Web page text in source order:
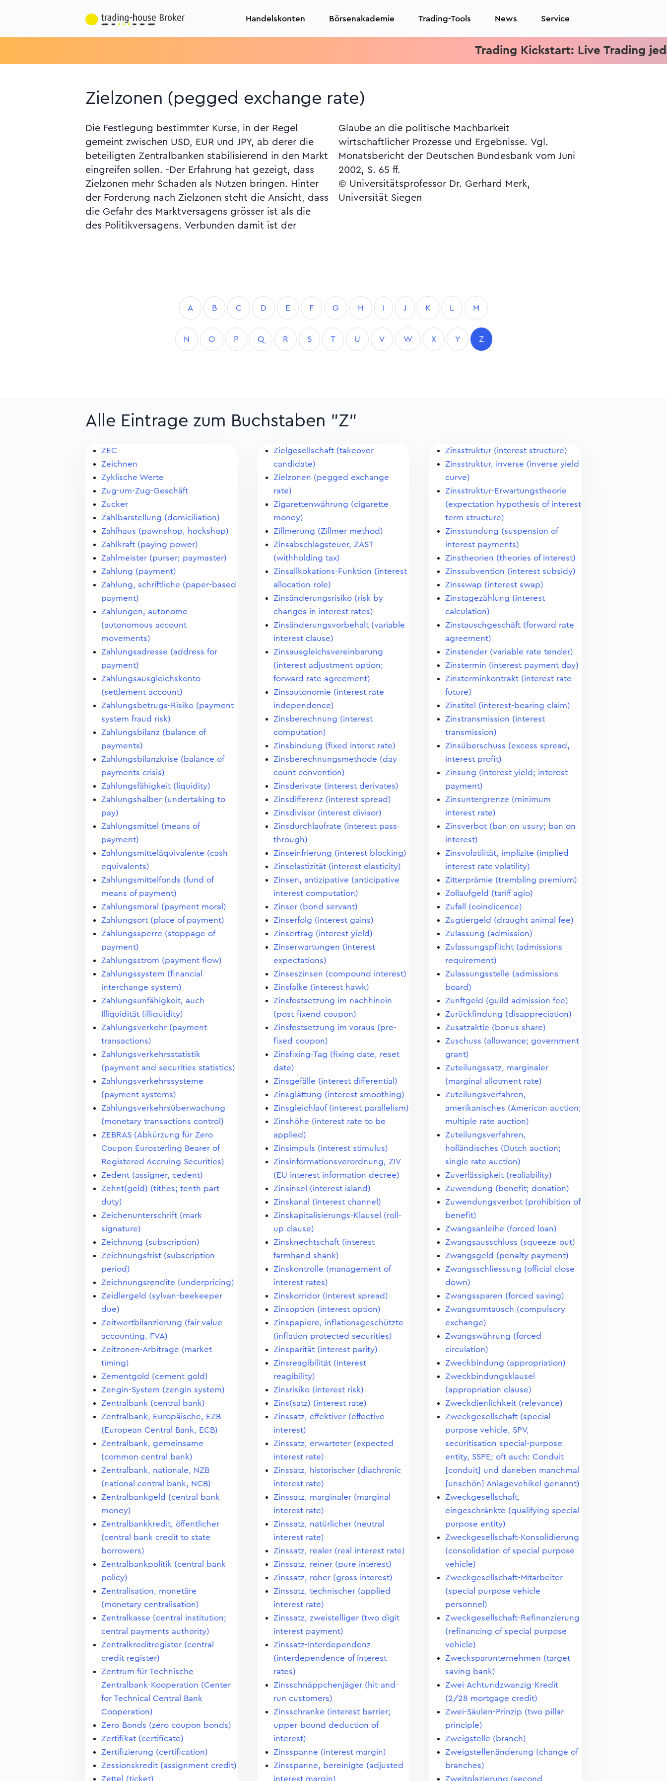
Handelskonten Börsenakademie Trading-Tools News Service
Trading Kickstart: Live Trading jeden
Zielzonen (pegged exchange rate)
Die Festlegung bestimmter Kurse, in der Regel
gemeint zwischen USD, EUR und JPY, ab derer die
beteiligten Zentralbanken stabilisierend in den Markt
eingreifen sollen. -Der Erfahrung hat gezeigt, dass
Zielzonen mehr Schaden als Nutzen bringen. Hinter
der Forderung nach Zielzonen steht die Ansicht, dass
die Gefahr des Marktversagens grösser ist als die
des Politikversagens. Verbunden damit ist der
Glaube an die politische Machbarkeit
wirtschaftlicher Prozesse und Ergebnisse. Vgl.
Monatsbericht der Deutschen Bundesbank vom Juni
2002, S. 65 ff.
© Universitätsprofessor Dr. Gerhard Merk,
Universität Siegen
A B C D E F G H I J K L M
N O P Q R S T U V W X Y Z
Alle Eintrage zum Buchstaben "Z"
ZEC
Zeichnen
Zyklische Werte
Zug-um-Zug-Geschäft
Zucker
Zahlbarstellung (domiciliation)
Zahlhaus (pawnshop, hockshop)
Zahlkraft (paying power)
Zahlmeister (purser; paymaster)
Zahlung (payment)
Zahlung, schriftliche (paper-based
payment)
Zahlungen, autonome
(autonomous account
movements)
Zahlungsadresse (address for
payment)
Zahlungsausgleichskonto
(settlement account)
Zahlungsbetrugs-Risiko (payment
system fraud risk)
Zahlungsbilanz (balance of
payments)
Zahlungsbilanzkrise (balance of
payments crisis)
Zahlungsfähigkeit (liquidity)
Zahlungshalber (undertaking to
pay)
Zahlungsmittel (means of
payment)
Zahlungsmitteläquivalente (cash
equivalents)
Zahlungsmittelfonds (fund of
means of payment)
Zahlungsmoral (payment moral)
Zahlungsort (place of payment)
Zahlungssperre (stoppage of
payment)
Zahlungsstrom (payment flow)
Zahlungssystem (financial
interchange system)
Zahlungsunfähigkeit, auch
Illiquidität (illiquidity)
Zahlungsverkehr (payment
transactions)
Zahlungsverkehrsstatistik
(payment and securities statistics)
Zahlungsverkehrssysteme
(payment systems)
Zahlungsverkehrsüberwachung
(monetary transactions control)
ZEBRAS (Abkürzung für Zero
Coupon Eurosterling Bearer of
Registered Accruing Securities)
Zedent (assigner, cedent)
Zehnt(geld) (tithes; tenth part
duty)
Zeichenunterschrift (mark
signature)
Zeichnung (subscription)
Zeichnungsfrist (subscription
period)
Zeichnungsrendite (underpricing)
Zeidlergeld (sylvan-beekeeper
due)
Zeitwertbilanzierung (fair value
accounting, FVA)
Zeitzonen-Arbitrage (market
timing)
Zementgold (cement gold)
Zengin-System (zengin system)
Zentralbank (central bank)
Zentralbank, Europäische, EZB
(European Central Bank, ECB)
Zentralbank, gemeinsame
(common central bank)
Zentralbank, nationale, NZB
(national central bank, NCB)
Zentralbankgeld (central bank
money)
Zentralbankkredit, öffentlicher
(central bank credit to state
borrowers)
Zentralbankpolitik (central bank
policy)
Zentralisation, monetäre
(monetary centralisation)
Zentralkasse (central institution;
central payments authority)
Zentralkreditregister (central
credit register)
Zentrum für Technische
Zentralbank-Kooperation (Center
for Technical Central Bank
Cooperation)
Zero-Bonds (zero coupon bonds)
Zertifikat (certificate)
Zertifizierung (certification)
Zessionskredit (assignment credit)
Zettel (ticket)
Zielgesellschaft (takeover
candidate)
Zielzonen (pegged exchange
rate)
Zigarettenwährung (cigarette
money)
Zillmerung (Zillmer method)
Zinsabschlagsteuer, ZAST
(withholding tax)
Zinsallkokations-Funktion (interest
allocation role)
Zinsänderungsrisiko (risk by
changes in interest rates)
Zinsänderungsvorbehalt (variable
interest clause)
Zinsausgleichsvereinbarung
(interest adjustment option;
forward rate agreement)
Zinsautonomie (interest rate
independence)
Zinsberechnung (interest
computation)
Zinsbindung (fixed interst rate)
Zinsberechnungsmethode (day-
count convention)
Zinsderivate (interest derivates)
Zinsdifferenz (interest spread)
Zinsdivisor (interest divisor)
Zinsdurchlaufrate (interest pass-
through)
Zinseinfrierung (interest blocking)
Zinselastizität (interest elasticity)
Zinsen, antizipative (anticipative
interest computation)
Zinser (bond servant)
Zinserfolg (interest gains)
Zinsertrag (interest yield)
Zinserwartungen (interest
expectations)
Zinseszinsen (compound interest)
Zinsfalke (interest hawk)
Zinsfestsetzung im nachhinein
(post-fixend coupon)
Zinsfestsetzung im voraus (pre-
fixed coupon)
Zinsfixing-Tag (fixing date, reset
date)
Zinsgefälle (interest differential)
Zinsglättung (interest smoothing)
Zinsgleichlauf (interest parallelism)
Zinshöhe (interest rate to be
applied)
Zinsimpuls (interest stimulus)
Zinsinformationsverordnung, ZIV
(EU interest information decree)
Zinsinsel (interest island)
Zinskanal (interest channel)
Zinskapitalisierungs-Klausel (roll-
up clause)
Zinsknechtschaft (interest
farmhand shank)
Zinskontrolle (management of
interest rates)
Zinskorridor (interest spread)
Zinsoption (interest option)
Zinspapiere, inflationsgeschützte
(inflation protected securities)
Zinsparität (interest parity)
Zinsreagibilität (interest
reagibility)
Zinsrisiko (interest risk)
Zins(satz) (interest rate)
Zinssatz, effektiver (effective
interest)
Zinssatz, erwarteter (expected
interest rate)
Zinssatz, historischer (diachronic
interest rate)
Zinssatz, marginaler (marginal
interest rate)
Zinssatz, natürlicher (neutral
interest rate)
Zinssatz, realer (real interest rate)
Zinssatz, reiner (pure interest)
Zinssatz, roher (gross interest)
Zinssatz, technischer (applied
interest rate)
Zinssatz, zweistelliger (two digit
interest payment)
Zinssatz-Interdependenz
(interdependence of interest
rates)
Zinsschnäppchenjäger (hit-and-
run customers)
Zinsschranke (interest barrier;
upper-bound deduction of
interest)
Zinsspanne (interest margin)
Zinsspanne, bereinigte (adjusted
interest margin)
Zinsstruktur (interest structure)
Zinsstruktur, inverse (inverse yield
curve)
Zinsstruktur-Erwartungstheorie
(expectation hypothesis of interest
term structure)
Zinsstundung (suspension of
interest payments)
Zinstheorien (theories of interest)
Zinssubvention (interest subsidy)
Zinsswap (interest swap)
Zinstagezählung (interest
calculation)
Zinstauschgeschäft (forward rate
agreement)
Zinstender (variable rate tender)
Zinstermin (interest payment day)
Zinsterminkontrakt (interest rate
future)
Zinstitel (interest-bearing claim)
Zinstransmission (interest
transmission)
Zinsüberschuss (excess spread,
interest profit)
Zinsung (interest yield; interest
payment)
Zinsuntergrenze (minimum
interest rate)
Zinsverbot (ban on usury; ban on
interest)
Zinsvolatilität, implizite (implied
interest rate volatility)
Zitterprämie (trembling premium)
Zollaufgeld (tariff agio)
Zufall (coindicence)
Zugtiergeld (draught animal fee)
Zulassung (admission)
Zulassungspflicht (admissions
requirement)
Zulassungsstelle (admissions
board)
Zunftgeld (guild admission fee)
Zurückfindung (disappreciation)
Zusatzaktie (bonus share)
Zuschuss (allowance; government
grant)
Zuteilungssatz, marginaler
(marginal allotment rate)
Zuteilungsverfahren,
amerikanisches (American auction;
multiple rate auction)
Zuteilungsverfahren,
holländisches (Dutch auction;
single rate auction)
Zuverlässigkeit (realiability)
Zuwendung (benefit; donation)
Zuwendungsverbot (prohibition of
benefit)
Zwangsanleihe (forced loan)
Zwangsausschluss (squeeze-out)
Zwangsgeld (penalty payment)
Zwangsschliessung (official close
down)
Zwangssparen (forced saving)
Zwangsumtausch (compulsory
exchange)
Zwangswährung (forced
circulation)
Zweckbindung (appropriation)
Zweckbindungsklausel
(appropriation clause)
Zweckdienlichkeit (relevance)
Zweckgesellschaft (special
purpose vehicle, SPV,
securitisation special-purpose
entity, SSPE; oft auch: Conduit
[conduit] und daneben manchmal
[unschön] Anlagevehikel genannt)
Zweckgesellschaft,
eingeschränkte (qualifying special
purpose entity)
Zweckgesellschaft-Konsolidierung
(consolidation of special purpose
vehicle)
Zweckgesellschaft-Mitarbeiter
(special purpose vehicle
personnel)
Zweckgesellschaft-Refinanzierung
(refinancing of special purpose
vehicle)
Zwecksparunternehmen (target
saving bank)
Zwei-Achtundzwanzig-Kredit
(2/28 mortgage credit)
Zwei-Säulen-Prinzip (two pillar
principle)
Zweigstelle (branch)
Zweigstellenänderung (change of
branches)
Zweitplazierung (second